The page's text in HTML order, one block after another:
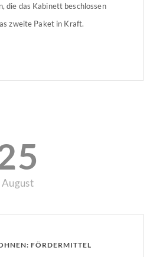
die das Kabinett beschlossen
zweite Paket in Kraft.
August
FÖRDERMITTEL